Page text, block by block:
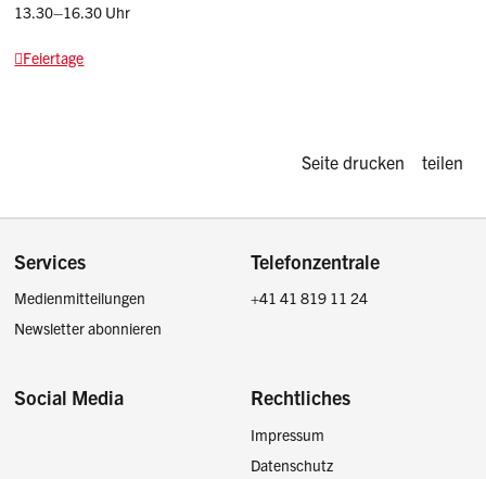
13.30–16.30 Uhr
Feiertage
Diese Seite
Seite drucken teilen
Footer
Services
Medienmitteilungen
Newsletter abonnieren
Telefonzentrale
+41 41 819 11 24
Social Media Rechtliches
Impressum
Datenschutz